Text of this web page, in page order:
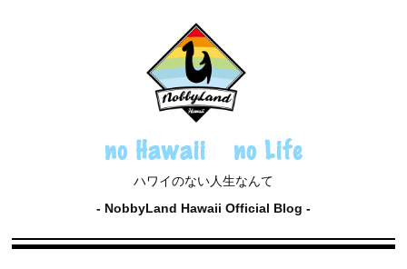
no Hawaii no Life
ハワイのない人生なんて
NobbyLand Hawaii Official Blog